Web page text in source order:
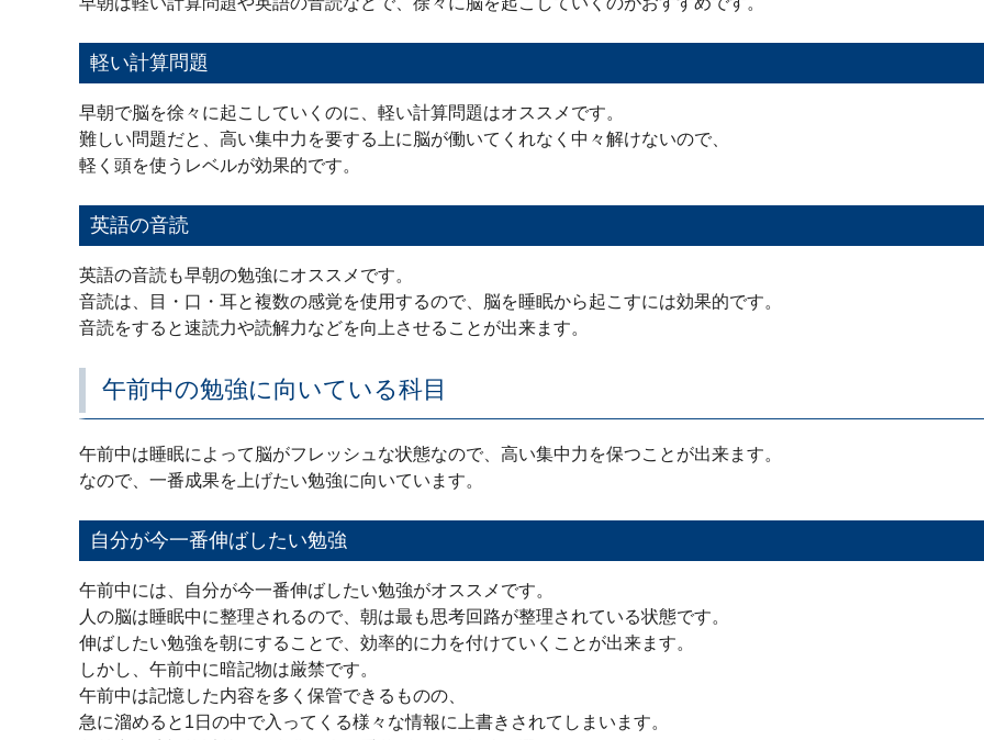
軽い計算問題
早朝で脳を徐々に起こしていくのに、軽い計算問題はオススメです。
難しい問題だと、高い集中力を要する上に脳が働いてくれなく中々解けないので、
軽く頭を使うレベルが効果的です。
英語の音読
英語の音読も早朝の勉強にオススメです。
音読は、目・口・耳と複数の感覚を使用するので、脳を睡眠から起こすには効果的です。
音読をすると速読力や読解力などを向上させることが出来ます。
午前中の勉強に向いている科目
午前中は睡眠によって脳がフレッシュな状態なので、高い集中力を保つことが出来ます。
なので、一番成果を上げたい勉強に向いています。
自分が今一番伸ばしたい勉強
午前中には、自分が今一番伸ばしたい勉強がオススメです。
人の脳は睡眠中に整理されるので、朝は最も思考回路が整理されている状態です。
伸ばしたい勉強を朝にすることで、効率的に力を付けていくことが出来ます。
しかし、午前中に暗記物は厳禁です。
午前中は記憶した内容を多く保管できるものの、
急に溜めると1日の中で入ってくる様々な情報に上書きされてしまいます。